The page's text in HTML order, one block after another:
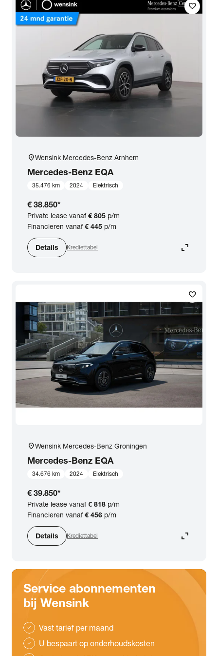
favorite
location_onWensink Mercedes-Benz Arnhem
Mercedes-Benz EQA
35.476 km 2024 Elektrisch
€ 38.850*
Private lease vanaf€ 805 p/m
Financieren vanaf€ 445 p/m
Details Krediettabel expand_content
favorite
location_onWensink Mercedes-Benz Groningen
Mercedes-Benz EQA
34.676 km 2024 Elektrisch
€ 39.850*
Private lease vanaf€ 818 p/m
Financieren vanaf€ 456 p/m
Details Krediettabel expand_content
Service abonnementen
bij Wensink
check Vast tarief per maand
check U bespaart op onderhoudskosten